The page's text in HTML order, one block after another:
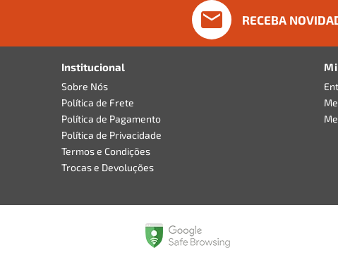
RECEBA
Institucional
Sobre Nós
Política de Frete
Política de Pagamento
Política de Privacidade
Termos e Condições
Trocas e Devoluções